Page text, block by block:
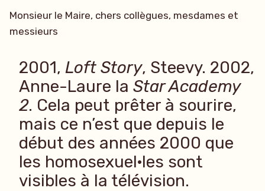
Monsieur le Maire, chers collègues, mesdames et
messieurs
2001, Loft Story, Steevy. 2002,
Anne-Laure la Star Academy
2. Cela peut prêter à sourire,
mais ce n’est que depuis le
début des années 2000 que
les homosexuel·les sont
visibles à la télévision.